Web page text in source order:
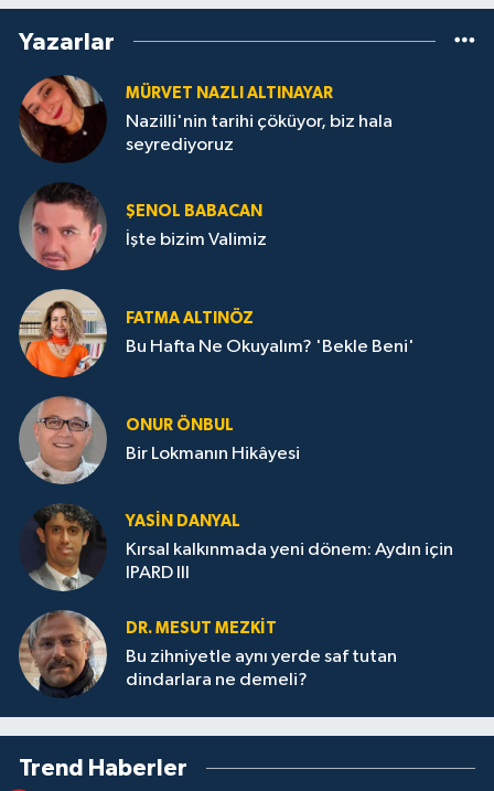
Yazarlar
MÜRVET NAZLI ALTINAYAR
Nazilli'nin tarihi çöküyor, biz hala
seyrediyoruz
ŞENOL BABACAN
İşte bizim Valimiz
FATMA ALTINÖZ
Bu Hafta Ne Okuyalım? 'Bekle Beni'
ONUR ÖNBUL
Bir Lokmanın Hikâyesi
YASIN DANYAL
Kırsal kalkınmada yeni dönem: Aydın için
IPARD III
DR. MESUT MEZKIT
Bu zihniyetle aynı yerde saf tutan
dindarlara ne demeli?
Trend Haberler